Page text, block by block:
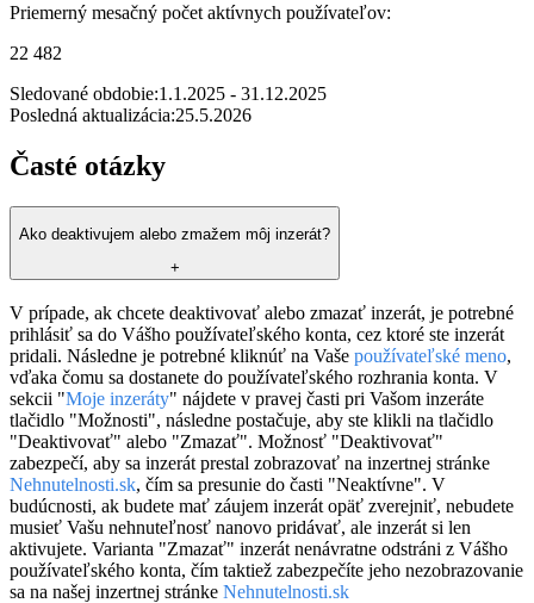
Priemerný mesačný počet aktívnych používateľov:
22 482
Sledované obdobie:1.1.2025 - 31.12.2025
Posledná aktualizácia:25.5.2026
Časté otázky
Ako deaktivujem alebo zmažem môj inzerát?
+
V prípade, ak chcete deaktivovať alebo zmazať inzerát, je potrebné
prihlásiť sa do Vášho používateľského konta, cez ktoré ste inzerát
pridali. Následne je potrebné kliknúť na Vaše používateľské meno,
vďaka čomu sa dostanete do používateľského rozhrania konta. V
sekcii "Moje inzeráty" nájdete v pravej časti pri Vašom inzeráte
tlačidlo "Možnosti", následne postačuje, aby ste klikli na tlačidlo
"Deaktivovať" alebo "Zmazať". Možnosť "Deaktivovať"
zabezpečí, aby sa inzerát prestal zobrazovať na inzertnej stránke
Nehnutelnosti.sk, čím sa presunie do časti "Neaktívne". V
budúcnosti, ak budete mať záujem inzerát opäť zverejniť, nebudete
musieť Vašu nehnuteľnosť nanovo pridávať, ale inzerát si len
aktivujete. Varianta "Zmazať" inzerát nenávratne odstráni z Vášho
používateľského konta, čím taktiež zabezpečíte jeho nezobrazovanie
sa na našej inzertnej stránke Nehnutelnosti.sk